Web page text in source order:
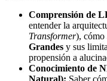
Comprensión de
entender la
Transformer), cómo
Grandes y sus
propensión a
Conocimiento de
Natural): Saber